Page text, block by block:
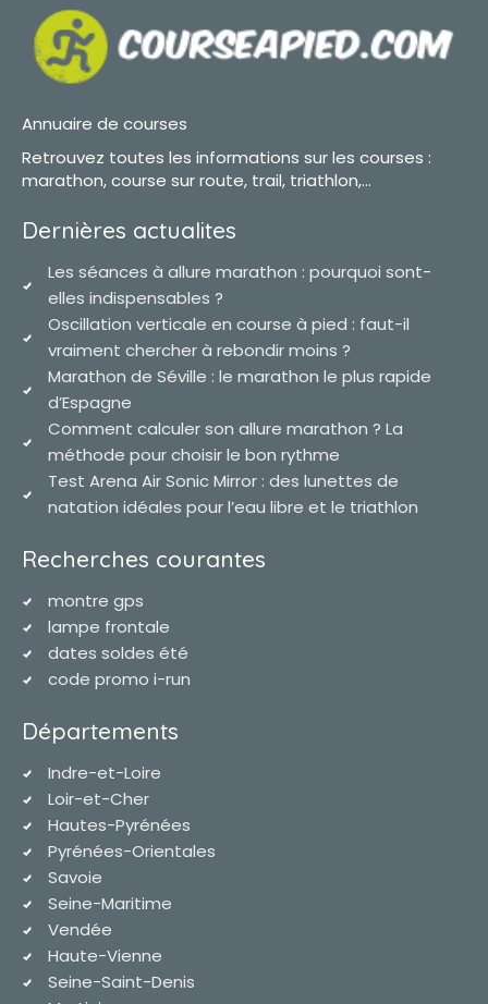
Annuaire de courses
Retrouvez toutes les informations sur les courses :
marathon, course sur route, trail, triathlon,...
Dernières actualites
Les séances à allure marathon : pourquoi sont-
elles indispensables ?
Oscillation verticale en course à pied : faut-il
vraiment chercher à rebondir moins ?
Marathon de Séville : le marathon le plus rapide
d’Espagne
Comment calculer son allure marathon ? La
méthode pour choisir le bon rythme
Test Arena Air Sonic Mirror : des lunettes de
natation idéales pour l’eau libre et le triathlon
Recherches courantes
montre gps
lampe frontale
dates soldes été
code promo i-run
Départements
Indre-et-Loire
Loir-et-Cher
Hautes-Pyrénées
Pyrénées-Orientales
Savoie
Seine-Maritime
Vendée
Haute-Vienne
Seine-Saint-Denis